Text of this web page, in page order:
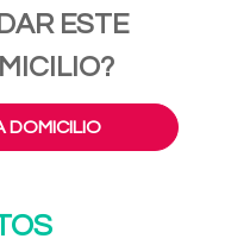
ESTE
DOMICILIO